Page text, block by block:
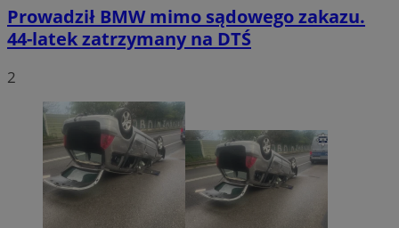
Prowadził BMW mimo sądowego zakazu.
44-latek zatrzymany na DTŚ
2